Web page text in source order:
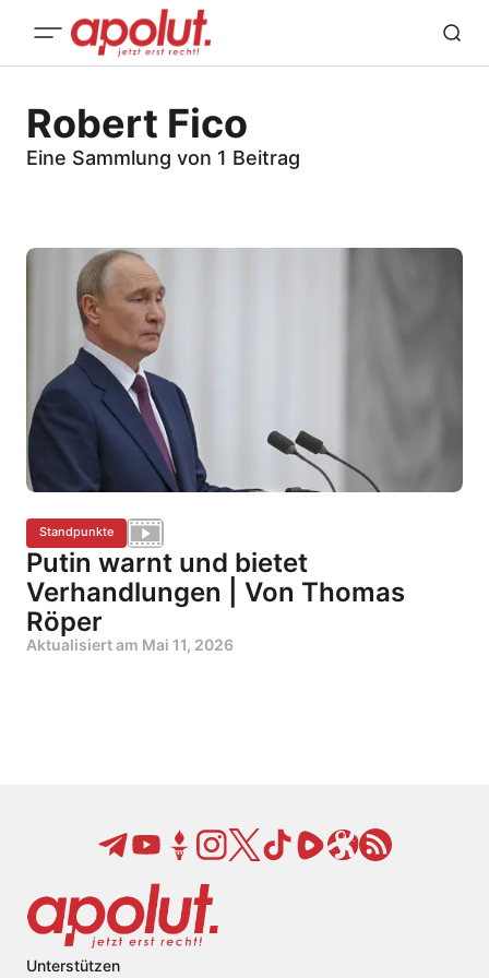
Robert Fico
Eine Sammlung von 1 Beitrag
Standpunkte
Putin warnt und bietet
Verhandlungen | Von Thomas
Röper
Aktualisiert am Mai 11, 2026
Unterstützen